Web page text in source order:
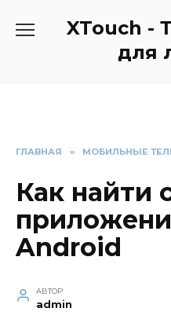
XTouch -
для
ГЛАВНАЯ » МОБИЛЬНЫЕ
Как найти
Android
АВТОР
admin